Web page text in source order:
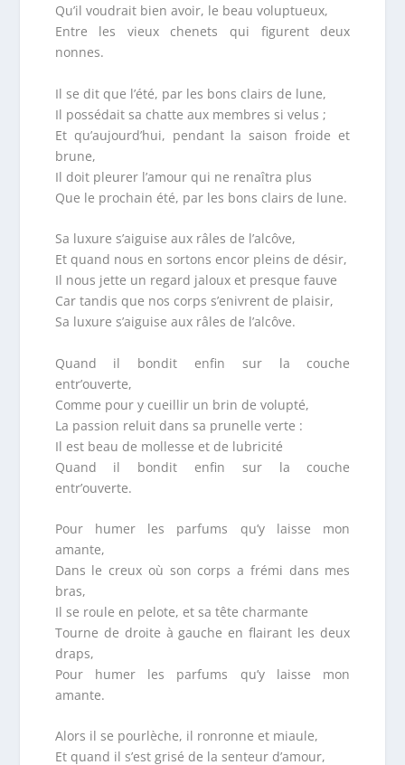
Qu’il voudrait bien avoir, le beau voluptueux,
Entre les vieux chenets qui figurent deux
nonnes.
Il se dit que l’été, par les bons clairs de lune,
Il possédait sa chatte aux membres si velus ;
Et qu’aujourd’hui, pendant la saison froide et
brune,
Il doit pleurer l’amour qui ne renaîtra plus
Que le prochain été, par les bons clairs de lune.
Sa luxure s’aiguise aux râles de l’alcôve,
Et quand nous en sortons encor pleins de désir,
Il nous jette un regard jaloux et presque fauve
Car tandis que nos corps s’enivrent de plaisir,
Sa luxure s’aiguise aux râles de l’alcôve.
Quand il bondit enfin sur la couche
entr’ouverte,
Comme pour y cueillir un brin de volupté,
La passion reluit dans sa prunelle verte :
Il est beau de mollesse et de lubricité
Quand il bondit enfin sur la couche
entr’ouverte.
Pour humer les parfums qu’y laisse mon
amante,
Dans le creux où son corps a frémi dans mes
bras,
Il se roule en pelote, et sa tête charmante
Tourne de droite à gauche en flairant les deux
draps,
Pour humer les parfums qu’y laisse mon
amante.
Alors il se pourlèche, il ronronne et miaule,
Et quand il s’est grisé de la senteur d’amour,